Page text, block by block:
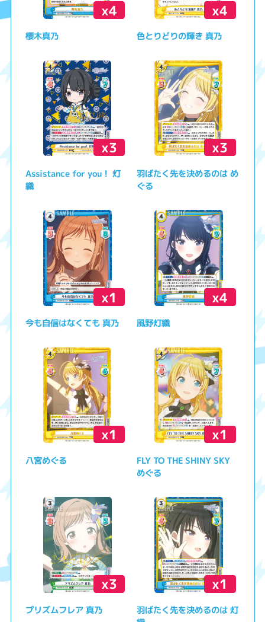
x4
櫻木真乃
x4
色とりどりの輝き 真乃
x3
Assistance for you！ 灯
織
x3
羽ばたく先を決めるのは め
ぐる
x1
今も自信はなくても 真乃
x4
風野灯織
x1
八宮めぐる
x1
FLY TO THE SHINY SKY
めぐる
x3
プリズムフレア 真乃
x1
羽ばたく先を決めるのは 灯